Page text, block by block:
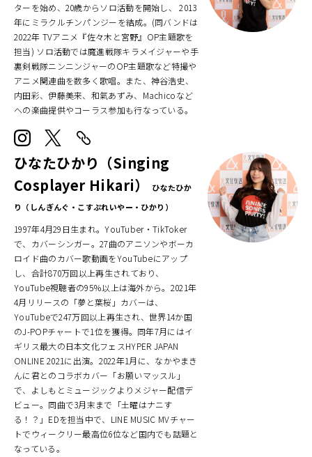
ターを始め、20歳からソロ活動を開始し、 2013
年にミラクルチンパンジーを結成。(同バンドは
2022年 TVアニメ『佐々木と宮野』OP主題歌を
担当) ソロ活動では魔進戦隊キラメイジャーや手
裏剣戦隊ニンニンジャーのOP主題歌など特撮や
アニメ関連曲を数多く歌唱。また、神谷浩史、
内田彩、伊藤美来、和氣あずみ、Machicoなど
への楽曲提供やコーラス参加も行なっている。
ひなたひかり（Singing
Cosplayer Hikari）
ひなたひか
り（しんぎんぐ・こすぷれいやー・ひかり）
1997年4月29日生まれ。YouTuber・TikToker
で、カバーシンガー。27曲のアニソンやボーカ
ロイド曲のカバー歌動画をYouTubeにアップ
し、合計870万回以上再生されており、
YouTube視聴者の95％以上は海外から。2021年
4月リリースの「夢と葉桜」カバーは、
YouTubeで247万回以上再生され、世界14か国
のJ-POPチャートで1位を獲得。同年7月にはイ
ギリス最大の日本文化フェスHYPER JAPAN
ONLINE 2021に出演。2022年1月に、なかやまき
んに君とのコラボカバー「お願いマッスル」
で、よしもとミュージックよりメジャー配信デ
ビュー。同曲で3月末まで「土曜はナニす
る！？」EDを担当中で、LINE MUSIC MVチャー
トでウィークリー最高位6位など国内でも話題と
なっている。